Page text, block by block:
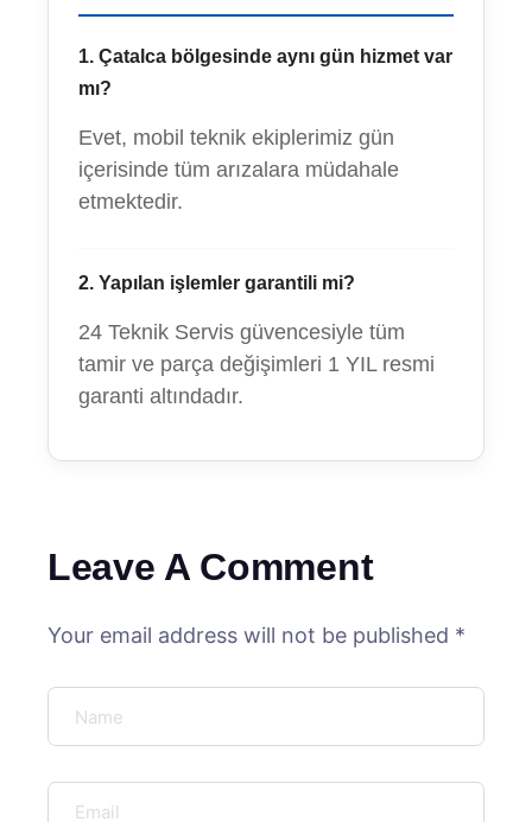
1. Çatalca bölgesinde aynı gün hizmet var
mı?
Evet, mobil teknik ekiplerimiz gün
içerisinde tüm arızalara müdahale
etmektedir.
2. Yapılan işlemler garantili mi?
24 Teknik Servis güvencesiyle tüm
tamir ve parça değişimleri 1 YIL resmi
garanti altındadır.
Leave A Comment
Your email address will not be published *